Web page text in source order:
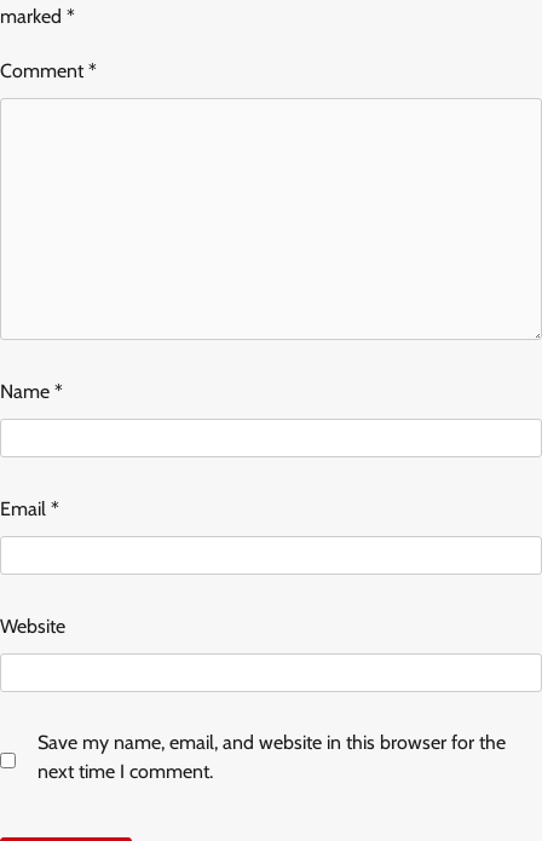
marked *
Comment*
Name *
Email *
Website
Save my name, email, and website in this browser for the
next time I comment.